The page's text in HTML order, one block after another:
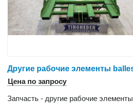
Цена по запросу
Запчасть - другие рабочие элементы